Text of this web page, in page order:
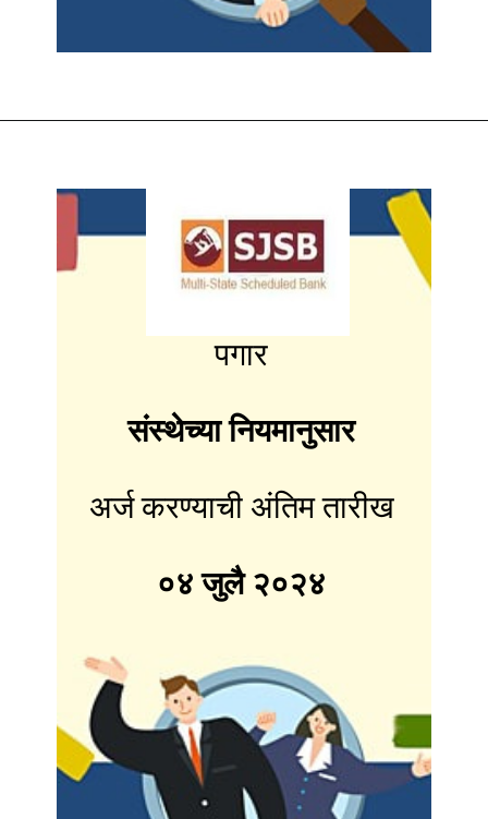
पगार
संस्थेच्या नियमानुसार
अर्ज करण्याची अंतिम तारीख
०४ जुलै २०२४